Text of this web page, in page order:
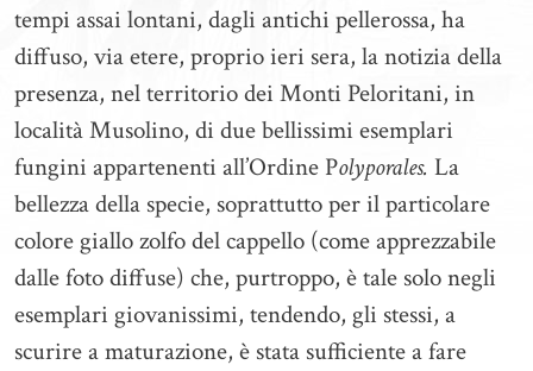
tempi assai lontani, dagli antichi pellerossa, ha
diffuso, via etere, proprio ieri sera, la notizia della
presenza, nel territorio dei Monti Peloritani, in
località Musolino, di due bellissimi esemplari
fungini appartenenti all’Ordine Polyporales. La
bellezza della specie, soprattutto per il particolare
colore giallo zolfo del cappello (come apprezzabile
dalle foto diffuse) che, purtroppo, è tale solo negli
esemplari giovanissimi, tendendo, gli stessi, a
scurire a maturazione, è stata sufficiente a fare